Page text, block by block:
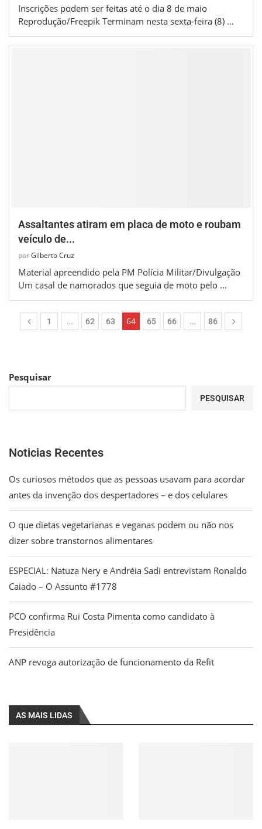
Inscrições podem ser feitas até o dia 8 de maio
Reprodução/Freepik Terminam nesta sexta-feira (8) …
Assaltantes atiram em placa de moto e roubam
veículo de...
porGilberto Cruz
Material apreendido pela PM Polícia Militar/Divulgação
Um casal de namorados que seguia de moto pelo …
1 … 62 63 64 65 66 … 86
Pesquisar
PESQUISAR
Noticias Recentes
Os curiosos métodos que as pessoas usavam para acordar
antes da invenção dos despertadores – e dos celulares
O que dietas vegetarianas e veganas podem ou não nos
dizer sobre transtornos alimentares
ESPECIAL: Natuza Nery e Andréia Sadi entrevistam Ronaldo
Caiado – O Assunto #1778
PCO confirma Rui Costa Pimenta como candidato à
Presidência
ANP revoga autorização de funcionamento da Refit
AS MAIS LIDAS